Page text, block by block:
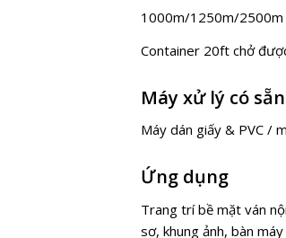
1000m/1250m/2500m
Container 20ft chở
Máy xử lý có sẵn
Máy dán giấy & PVC /
Ứng dụng
Trang trí bề mặt ván
sơ, khung ảnh, bàn